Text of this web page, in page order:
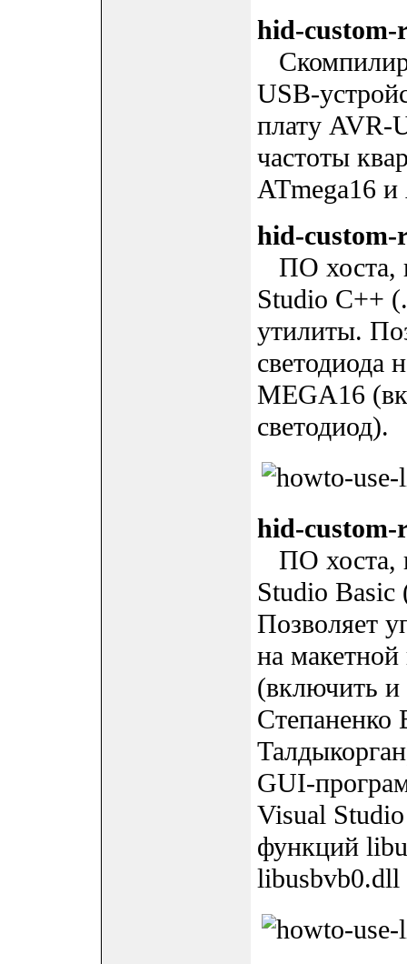
hid-
USB-
плату AVR-
частоты
ATmega16 и
hid-custom-
ПО хоста,
Studio C++
утилиты.
светодиода
MEGA16
светодиод).
hid-custom-
ПО хоста,
Studio
Позволяет
на
(включить
Степаненко
GUI-
Visual
функций
libusbvb0.dll